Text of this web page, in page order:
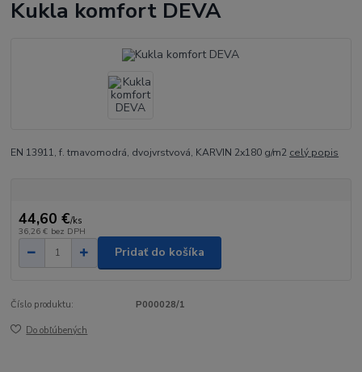
Kukla komfort DEVA
EN 13911, f. tmavomodrá, dvojvrstvová, KARVIN 2x180 g/m2 celý popis
44,60 €/ks
36,26 € bez DPH
Pridať do košíka
Číslo produktu: P000028/1
Do obľúbených